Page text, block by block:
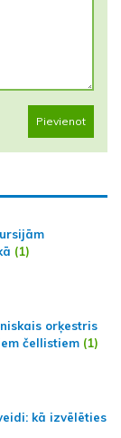
Pievienot
(1)
orķestris
čellistiem (1)
kā izvēlēties